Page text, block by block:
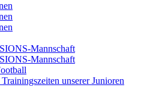
Mannschaft
Mannschaft
unserer Junioren